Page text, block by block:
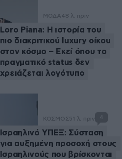
ΜΟΔΑ48 λ. πριν
Loro Piana: Η ιστορία του
πιο διακριτικού luxury οίκου
στον κόσμο – Εκεί όπου το
πραγματικό status δεν
χρειάζεται λογότυπο
ΚΟΣΜΟΣ51 λ. πριν 4
Ισραηλινό ΥΠΕΞ: Σύσταση
για αυξημένη προσοχή στους
Ισραηλινούς που βρίσκονται